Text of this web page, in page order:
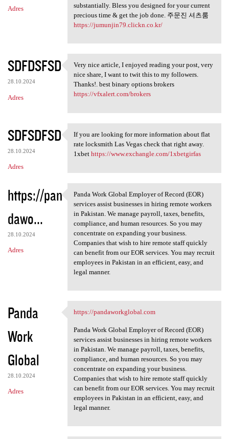
Adres
substantially. Bless you designed for your current
precious time & get the job done. 주문진 셔츠룸
https://jumunjin79.clickn.co.kr/
SDFDSFSD
28.10.2024
Adres
Very nice article, I enjoyed
Very nice article, I enjoyed reading your post, very
nice share, I want to twit this to my followers.
Thanks!. best binary options brokers
https://vfxalert.com/brokers
SDFSDFSD
28.10.2024
Adres
If you are looking for more
If you are looking for more information about flat
rate locksmith Las Vegas check that right away.
1xbet https://www.exchangle.com/1xbetgirfas
https://pan
dawo...
28.10.2024
Adres
Panda Work Global Employer of
Panda Work Global Employer of Record (EOR)
services assist businesses in hiring remote workers
in Pakistan. We manage payroll, taxes, benefits,
compliance, and human resources. So you may
concentrate on expanding your business.
Companies that wish to hire remote staff quickly
can benefit from our EOR services. You may recruit
employees in Pakistan in an efficient, easy, and
legal manner.
Panda
Work
Global
28.10.2024
Adres
https://pandaworkglobal.com
https://pandaworkglobal.com
Panda Work Global Employer of Record (EOR)
services assist businesses in hiring remote workers
in Pakistan. We manage payroll, taxes, benefits,
compliance, and human resources. So you may
concentrate on expanding your business.
Companies that wish to hire remote staff quickly
can benefit from our EOR services. You may recruit
employees in Pakistan in an efficient, easy, and
legal manner.